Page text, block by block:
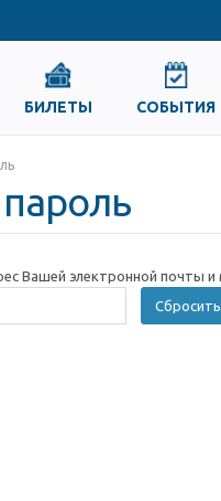
БИЛЕТЫ СОБЫТИЯ
Вашей электронной почты